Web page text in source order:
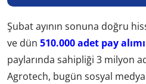
Şubat ayının sonuna doğru
ve dün 510.000 adet pay
paylarında sahipliği 3 milyon
Agrotech, bugün sosyal